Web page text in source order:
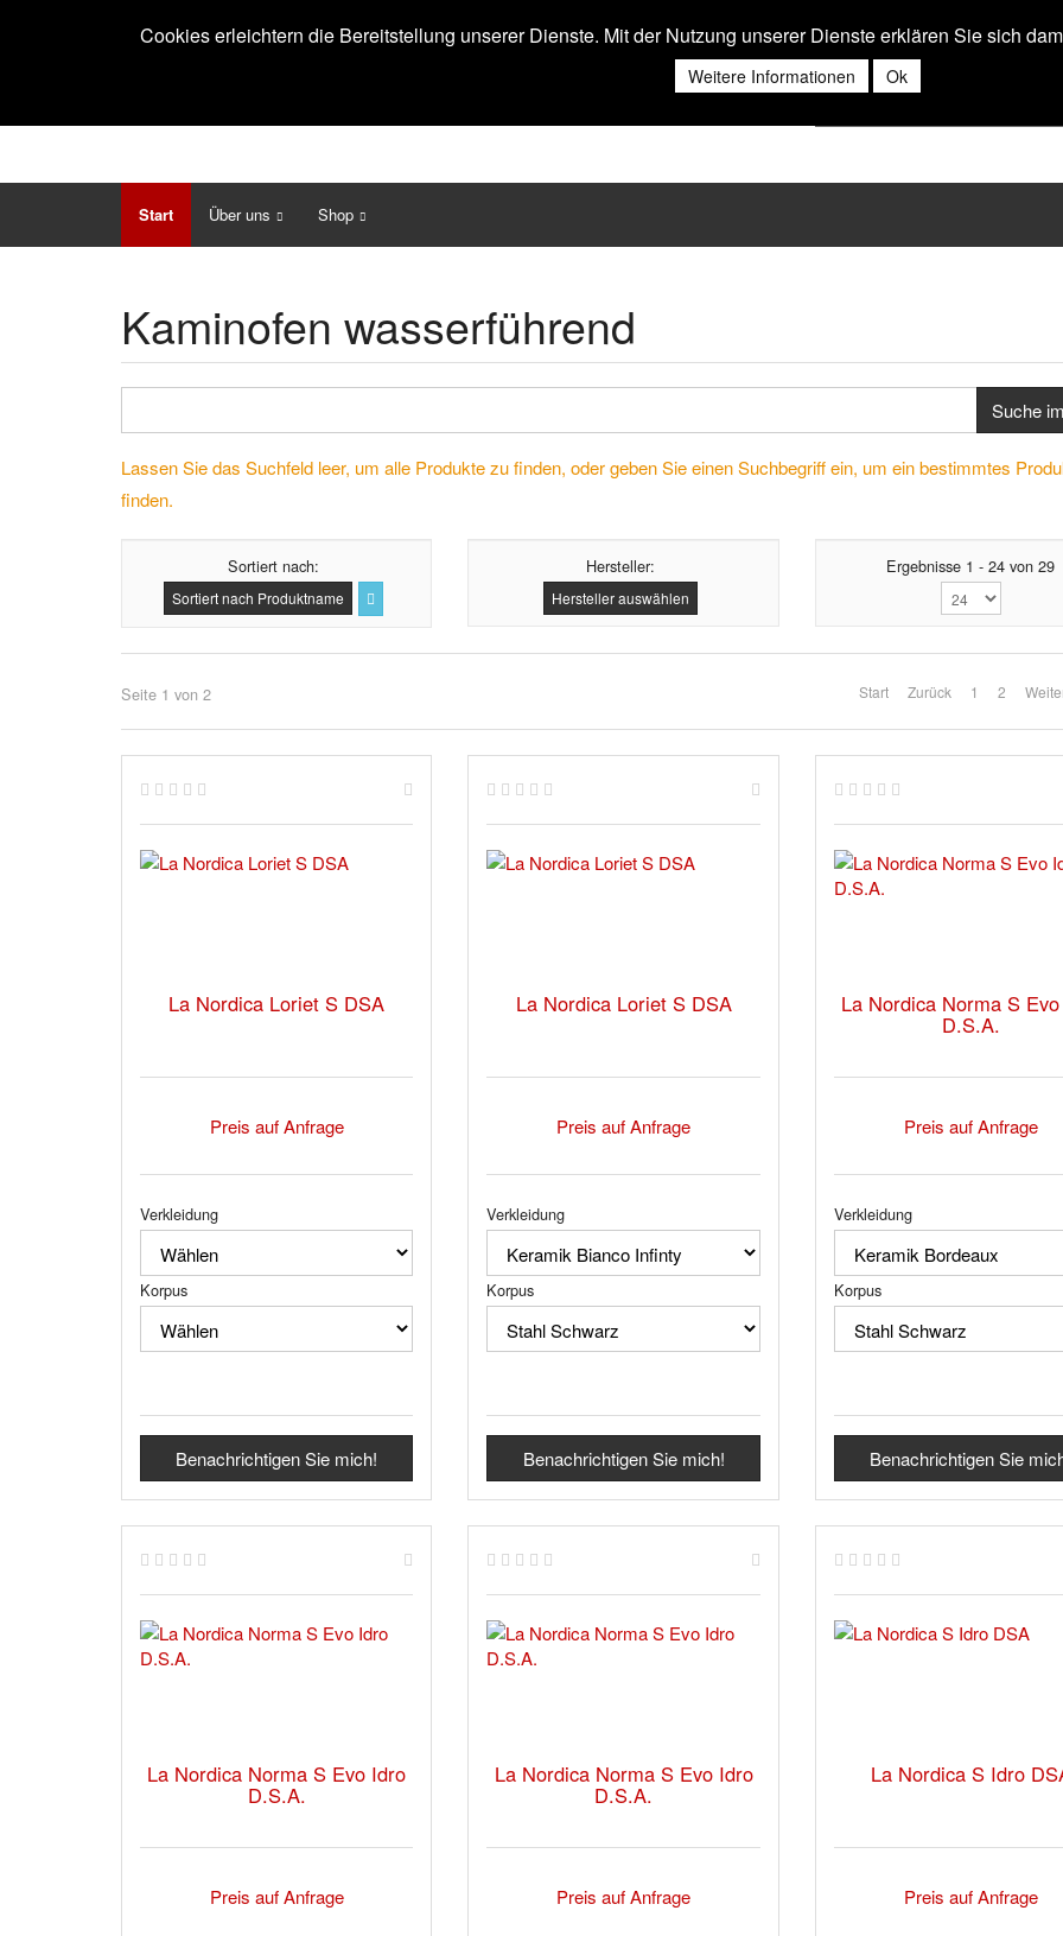
Start Über uns Shop
Kaminofen wasserführend
Suche
Lassen Sie das Suchfeld leer, um alle Produkte zu finden, oder geben Sie einen Suchbegriff ein, um ein bestimmtes
finden.
Sortiert nach
Sortiert nach Produktname
Hersteller:
Hersteller auswählen
Ergebnisse 1 - 24 von 29
Seite 1 von 2 Start Zurück 1 2
La Nordica Loriet S DSA
Preis auf Anfrage
Verkleidung
Korpus
Benachrichtigen Sie mich!
La Nordica Loriet S DSA
Preis auf Anfrage
Verkleidung
Korpus
Benachrichtigen Sie mich!
La Nordica Norma S
D.S.A.
Preis auf Anfrage
Verkleidung
Korpus
Benachrichtigen Sie
La Nordica Norma S Evo Idro
D.S.A.
Preis auf Anfrage
La Nordica Norma S Evo Idro
D.S.A.
Preis auf Anfrage
La Nordica S Idro
Preis auf Anfrage
Cookies erleichtern die Bereitstellung unserer Dienste. Mit der Nutzung unserer Dienste erklären Sie sich
Weitere Informationen Ok